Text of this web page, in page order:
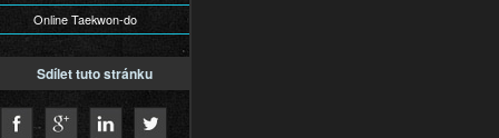
Online Taekwon-do
Sdílet tuto stránku